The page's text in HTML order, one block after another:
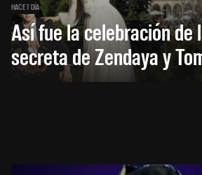
HACE 1 DÍA
Así fue la celebración de
secreta de Zendaya y